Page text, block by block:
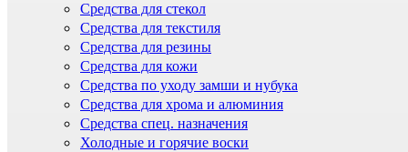
Средства для стекол
Средства для текстиля
Средства для резины
Средства для кожи
Средства по уходу замши и нубука
Средства для хрома и алюминия
Средства спец. назначения
Холодные и горячие воски